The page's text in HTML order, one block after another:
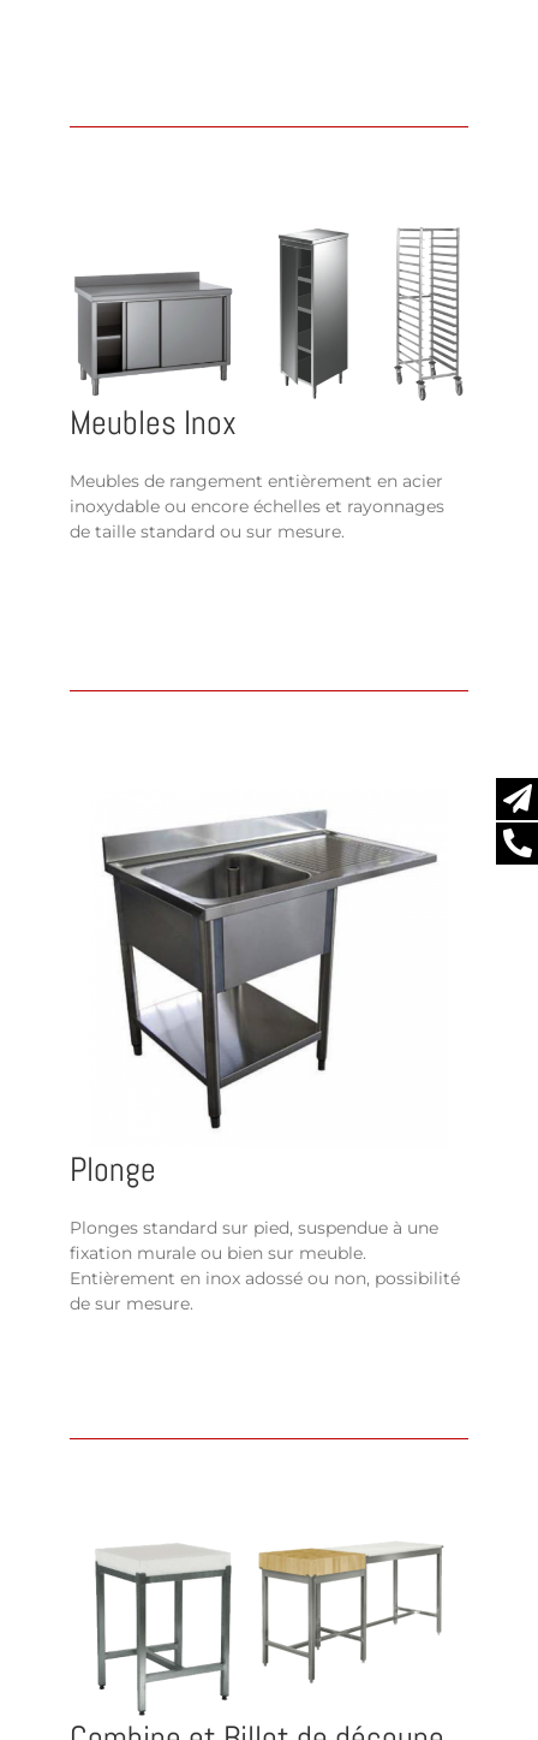
Meubles Inox
Meubles de rangement entièrement en acier
inoxydable ou encore échelles et rayonnages
de taille standard ou sur mesure.
Plonge
Plonges standard sur pied, suspendue à une
fixation murale ou bien sur meuble.
Entièrement en inox adossé ou non, possibilité
de sur mesure.